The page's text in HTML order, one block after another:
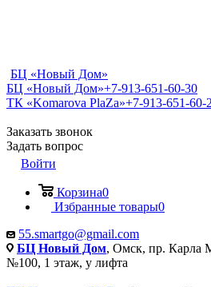
БЦ «Новый Дом»
БЦ «Новый Дом»+7-913-651-60-30
ТК «Komarova PlaZa»+7-913-651-60-
Заказать звонок
Задать вопрос
Войти
Корзина0
Избранные товары0
55.smartgo@gmail.com
БЦ Новый Дом, Омск, пр. Карла
№100, 1 этаж, у лифта